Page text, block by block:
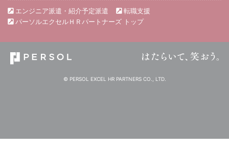
エンジニア派遣・紹介予定派遣
転職支援
パーソルエクセルＨＲパートナーズ トップ
© PERSOL EXCEL HR PARTNERS CO., LTD.